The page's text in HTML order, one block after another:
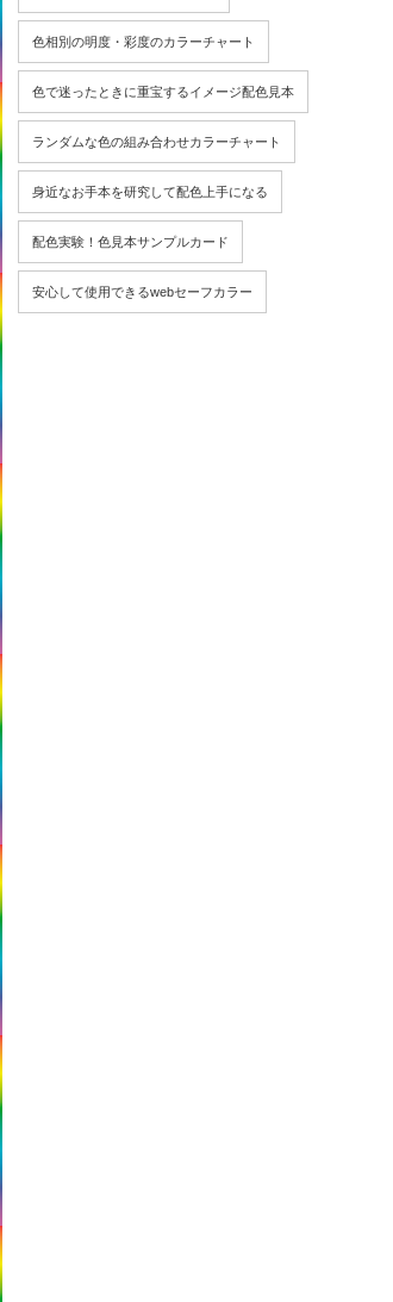
色相別の明度・彩度のカラーチャート
色で迷ったときに重宝するイメージ配色見本
ランダムな色の組み合わせカラーチャート
身近なお手本を研究して配色上手になる
配色実験！色見本サンプルカード
安心して使用できるwebセーフカラー